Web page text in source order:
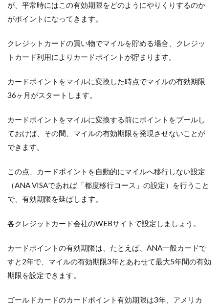
が、平常時にはこの有効期限をどのようにやりくりするのか
がポイントになってきます。
クレジットカードの買い物でマイルを貯める場合、クレジッ
トカード利用によりカードポイントが貯まります。
カードポイントをマイルに変換した時点でマイルの有効期限
36ヶ月がスタートします。
カードポイントをマイルに変換する前にポイントをプールし
ておけば、その間、マイルの有効期限を発現させないことが
できます。
この点、カードポイントを自動的にマイルへ移行しない設定
（ANA VISAであれば「都度移行コース」の設定）を行うこと
で、有効期限を延ばします。
各クレジットカード会社のWEBサイトで設定しましょう。
カードポイントの有効期限は、たとえば、ANA一般カードで
すと2年で、マイルの有効期限3年とあわせて最大5年間の有効
期限を設定できます。
ゴールドカードのカードポイント有効期限は3年、アメリカ